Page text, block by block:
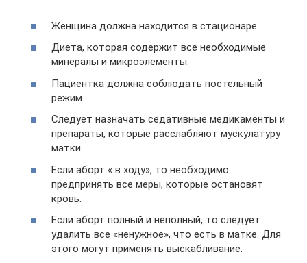
Женщина должна находится в стационаре.
Диета, которая содержит все необходимые
минералы и микроэлементы.
Пациентка должна соблюдать постельный
режим.
Следует назначать седативные медикаменты и
препараты, которые расслабляют мускулатуру
матки.
Если аборт « в ходу», то необходимо
предпринять все меры, которые остановят
кровь.
Если аборт полный и неполный, то следует
удалить все «ненужное», что есть в матке. Для
этого могут применять выскабливание.